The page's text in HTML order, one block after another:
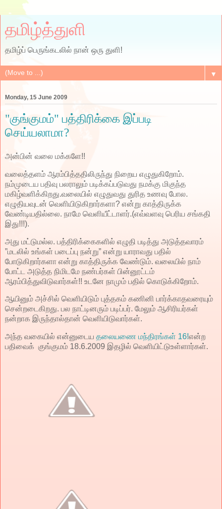
தமிழ்த்துளி
தமிழ்ப் பெருங்கடலில் நான் ஒரு துளி!
▼
Monday, 15 June 2009
"குங்குமம்" பத்திரிக்கை இப்படி
செய்யலாமா?
அன்பின் வலை மக்களே!!
வலைத்தளம் ஆரம்பித்ததிலிருந்து நிறைய எழுதுகிறோம்.
நம்முடைய பதிவு பலராலும் படிக்கப்படுவது நமக்கு மிகுந்த
மகிழ்வளிக்கிறது.வலையில் எழுதுவது துரித உணவு போல.
எழுதியவுடன் வெளியிடுகிறார்களா? என்று காத்திருக்க
வேண்டியதில்லை. நாமே வெளியீட்டாளர்.(எவ்வளவு பெரிய சங்கதி
இது!!!).
அது மட்டுமல்ல. பத்திரிக்கைகளில் எழுதி படித்து அடுத்தவாரம்
”மடலில் உங்கள் படைப்பு நன்று” என்று யாராவது பதில்
போடுகிறார்களா என்று காத்திருக்க வேண்டும். வலையில் நாம்
போட்ட அடுத்த நிமிடமே நண்பர்கள் பின்னூட்டம்
ஆரம்பித்துவிடுவார்கள்!! உடனே நாமும் பதில் கொடுக்கிறோம்.
ஆயினும் அச்சில் வெளியிடும் புத்தகம் கணினி பார்க்காதவரையும்
சென்றடைகிறது. பல நாட்டினரும் படிப்பர். மேலும் ஆசிரியர்கள்
நன்றாக இருந்தால்தான் வெளியிடுவார்கள்.
அந்த வகையில் என்னுடைய தலையணை மந்திரங்கள் 16!என்ற
பதிவைக் குங்குமம் 18.6.2009 இதழில் வெளியிட்டுஉள்ளார்கள்.